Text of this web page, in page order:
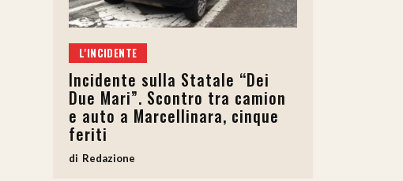
L'INCIDENTE
Incidente sulla Statale “Dei
Due Mari”. Scontro tra camion
e auto a Marcellinara, cinque
feriti
Redazione